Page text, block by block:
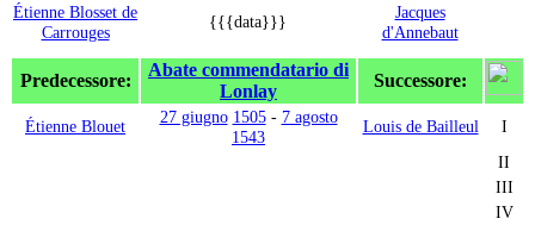
Étienne Blosset de
Carrouges
{{{data}}}
Jacques
d'Annebaut
Predecessore:
Abate commendatario di
Lonlay
Successore:
Étienne Blouet 27 giugno 1505- 7 agosto
1543
Louis de Bailleul
I
II
III
IV